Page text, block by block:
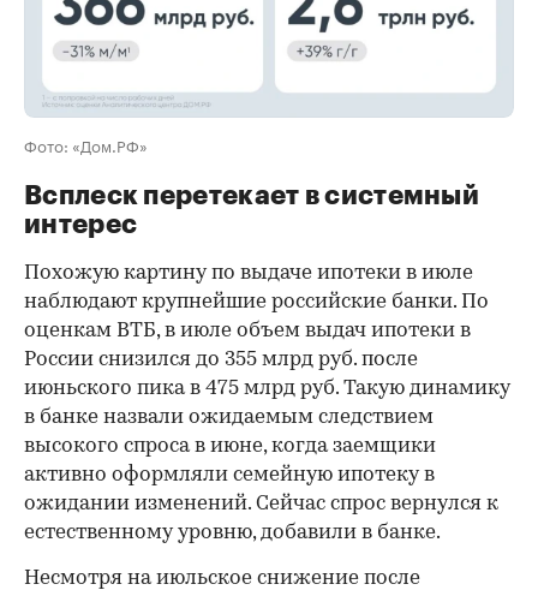
Фото: «Дом.РФ»
Всплеск перетекает в системный
интерес
Похожую картину по выдаче ипотеки в июле
наблюдают крупнейшие российские банки. По
оценкам ВТБ, в июле объем выдач ипотеки в
России снизился до 355 млрд руб. после
июньского пика в 475 млрд руб. Такую динамику
в банке назвали ожидаемым следствием
высокого спроса в июне, когда заемщики
активно оформляли семейную ипотеку в
ожидании изменений. Сейчас спрос вернулся к
естественному уровню, добавили в банке.
Несмотря на июльское снижение после